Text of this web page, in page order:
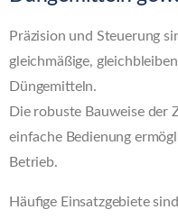
Präzision und Steuerung
gleichmäßige,
Düngemitteln.
Die robuste Bauweise der
einfache Bedienung
Betrieb.
Häufige Einsatzgebiete